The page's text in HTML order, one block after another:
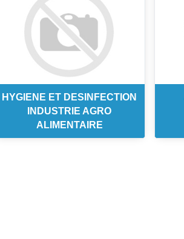
HYGIENE ET DESINFECTION
INDUSTRIE AGRO
ALIMENTAIRE